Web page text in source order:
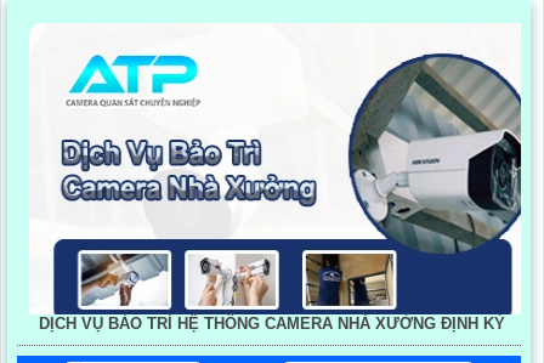
DỊCH VỤ BẢO TRÌ HỆ THỐNG CAMERA NHÀ XƯỞNG ĐỊNH KỲ